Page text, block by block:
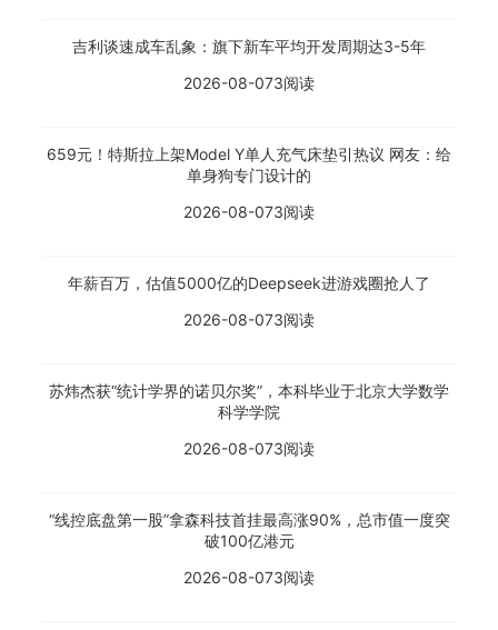
吉利谈速成车乱象：旗下新车平均开发周期达3-5年
2026-08-073阅读
659元！特斯拉上架Model Y单人充气床垫引热议 网友：给
单身狗专门设计的
2026-08-073阅读
年薪百万，估值5000亿的Deepseek进游戏圈抢人了
2026-08-073阅读
苏炜杰获“统计学界的诺贝尔奖”，本科毕业于北京大学数学
科学学院
2026-08-073阅读
“线控底盘第一股”拿森科技首挂最高涨90%，总市值一度突
破100亿港元
2026-08-073阅读